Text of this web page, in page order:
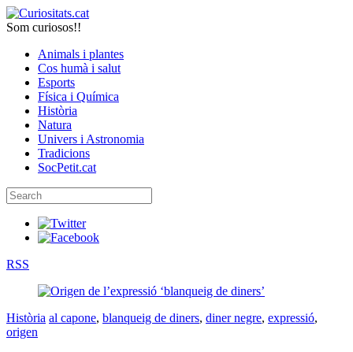
Som curiosos!!
Animals i plantes
Cos humà i salut
Esports
Física i Química
Història
Natura
Univers i Astronomia
Tradicions
SocPetit.cat
RSS
Història al capone, blanqueig de diners, diner negre, expressió,
origen